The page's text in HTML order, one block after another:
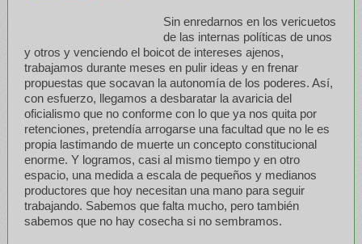
Sin enredarnos en los vericuetos
de las internas políticas de unos
y otros y venciendo el boicot de intereses ajenos,
trabajamos durante meses en pulir ideas y en frenar
propuestas que socavan la autonomía de los poderes. Así,
con esfuerzo, llegamos a desbaratar la avaricia del
oficialismo que no conforme con lo que ya nos quita por
retenciones, pretendía arrogarse una facultad que no le es
propia lastimando de muerte un concepto constitucional
enorme. Y logramos, casi al mismo tiempo y en otro
espacio, una medida a escala de pequeños y medianos
productores que hoy necesitan una mano para seguir
trabajando. Sabemos que falta mucho, pero también
sabemos que no hay cosecha si no sembramos.